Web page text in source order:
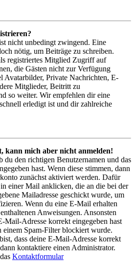
nicht unbedingt zwingend. Eine
nötig, um Beiträge zu schreiben.
registriertes Mitglied Zugriff auf
die Gästen nicht zur Verfügung
Avatarbilder, Private Nachrichten, E-
Mitglieder, Beitritt zu
so weiter. Wir empfehlen dir eine
erledigt ist und dir zahlreiche
kann mich aber nicht anmelden!
du den richtigen Benutzernamen und das
hast. Wenn diese stimmen, dann
zunächst aktiviert werden. Dafür
einer Mail anklicken, die an die bei der
Mailadresse geschickt wurde, um
Wenn du eine E-Mail erhalten
Anweisungen. Ansonsten
Mail-Adresse korrekt eingegeben hast
Spam-Filter blockiert wurde.
dass deine E-Mail-Adresse korrekt
kontaktiere einen Administrator.
Kontaktformular